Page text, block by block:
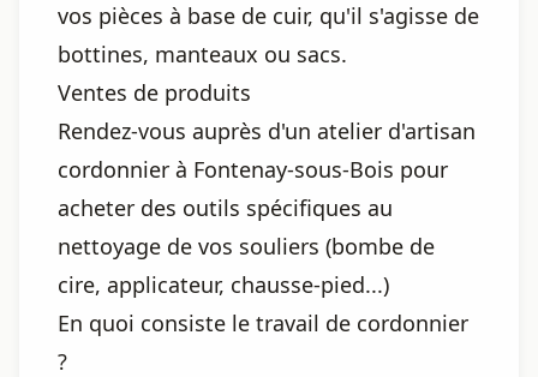
vos pièces à base de cuir, qu'il s'agisse de
bottines, manteaux ou sacs.
Ventes de produits
Rendez-vous auprès d'un atelier d'artisan
cordonnier à Fontenay-sous-Bois pour
acheter des outils spécifiques au
nettoyage de vos souliers (bombe de
cire, applicateur, chausse-pied...)
En quoi consiste le travail de cordonnier
?